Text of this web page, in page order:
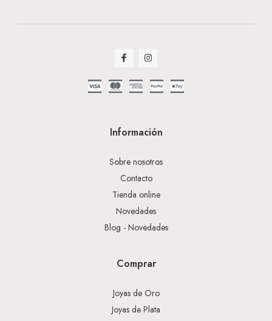
Información
Sobre nosotros
Contacto
Tienda online
Novedades
Blog - Novedades
Comprar
Joyas de Oro
Joyas de Plata